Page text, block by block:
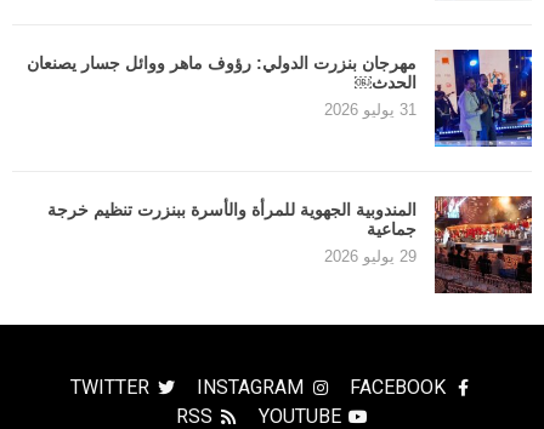
مهرجان بنزرت الدولي: رؤوف ماهر ووائل جسار يصنعان
الحدث￼
31 يوليو 2026
المندوبية الجهوية للمرأة والأسرة ببنزرت تنظيم خرجة
جماعية
29 يوليو 2026
FACEBOOK
INSTAGRAM
TWITTER
YOUTUBE
RSS